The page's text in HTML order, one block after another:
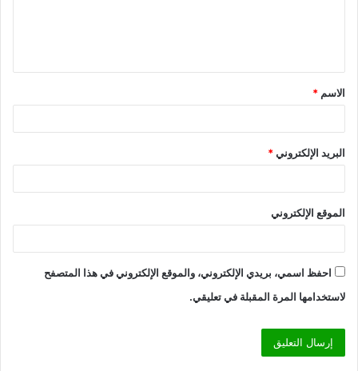
ق
*
الاسم *
البريد الإلكتروني*
الموقع الإلكتروني
احفظ اسمي، بريدي الإلكتروني، والموقع الإلكتروني في هذا المتصفح
لاستخدامها المرة المقبلة في تعليقي.